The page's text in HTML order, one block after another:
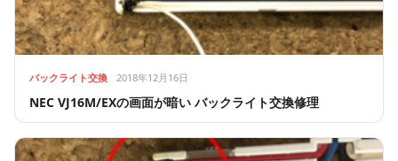
バックライト交換 2018年12月16日
NEC VJ16M/EXの画面が暗い バックライト交換修理